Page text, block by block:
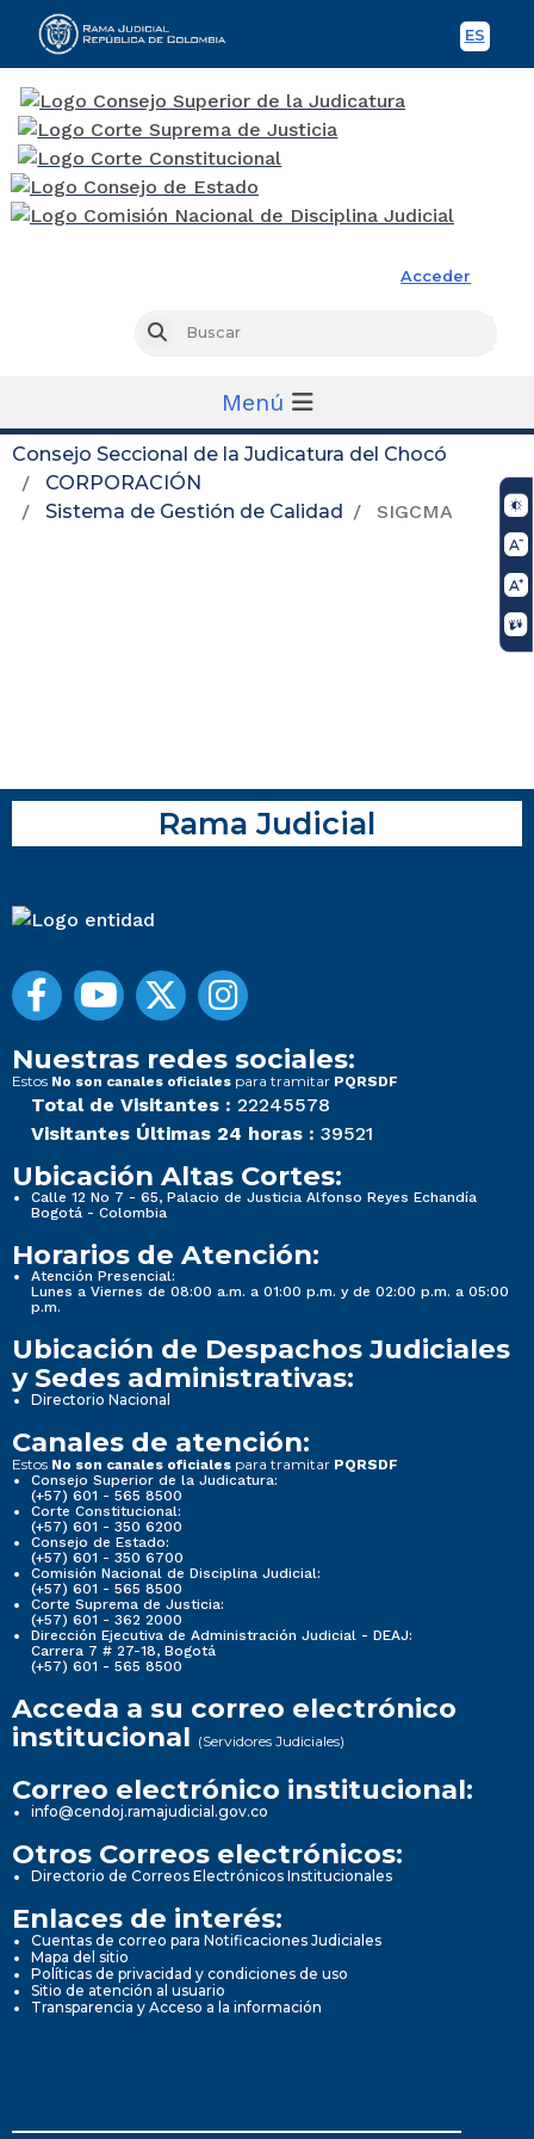
ES
Acceder
Buscar
Menú
Consejo Seccional de la Judicatura del Chocó
CORPORACIÓN
Sistema de Gestión de Calidad
SIGCMA
Rama Judicial
Nuestras redes sociales:
Estos No son canales oficiales para tramitar PQRSDF
Total de Visitantes : 22245578
Visitantes Últimas 24 horas : 39521
Ubicación Altas Cortes:
Calle 12 No 7 - 65, Palacio de Justicia Alfonso Reyes Echandía
Bogotá - Colombia
Horarios de Atención:
Atención Presencial:
Lunes a Viernes de 08:00 a.m. a 01:00 p.m. y de 02:00 p.m. a 05:00
p.m.
Ubicación de Despachos Judiciales
y Sedes administrativas:
Directorio Nacional
Canales de atención:
Estos No son canales oficiales para tramitar PQRSDF
Consejo Superior de la Judicatura:
(+57) 601 - 565 8500
Corte Constitucional:
(+57) 601 - 350 6200
Consejo de Estado:
(+57) 601 - 350 6700
Comisión Nacional de Disciplina Judicial:
(+57) 601 - 565 8500
Corte Suprema de Justicia:
(+57) 601 - 362 2000
Dirección Ejecutiva de Administración Judicial - DEAJ:
Carrera 7 # 27-18, Bogotá
(+57) 601 - 565 8500
Acceda a su correo electrónico
institucional (Servidores Judiciales)
Correo electrónico institucional:
info@cendoj.ramajudicial.gov.co
Otros Correos electrónicos:
Directorio de Correos Electrónicos Institucionales
Enlaces de interés:
Cuentas de correo para Notificaciones Judiciales
Mapa del sitio
Políticas de privacidad y condiciones de uso
Sitio de atención al usuario
Transparencia y Acceso a la información